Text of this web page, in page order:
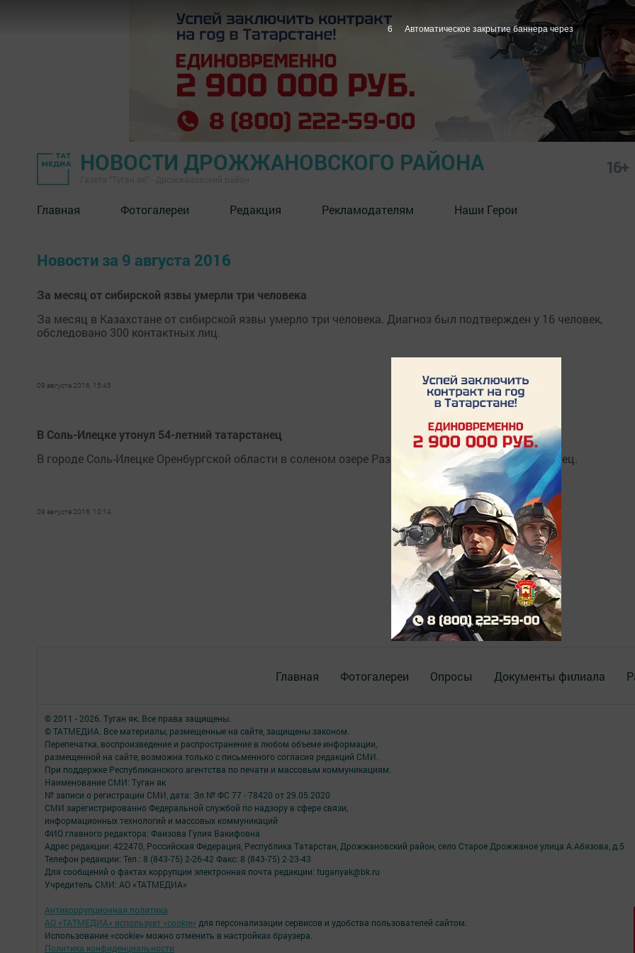
НОВОСТИ ДРОЖЖАНОВСКОГО РАЙОНА 16+
Главная Фотогалереи Редакция Рекламодателям Наши Герои
Новости за 9 августа 2016
За месяц от сибирской язвы умерли три человека
За месяц в Казахстане от сибирской язвы умерло три человека. Диагноз был подтвержден у 16 человек,
обследовано 300 контактных лиц.
09 августа 2016, 15:45
В Соль-Илецке утонул 54-летний татарстанец
В городе Соль-Илецке Оренбургской области в соленом озере Развал утонул 54-летний татарстанец.
09 августа 2016, 10:14
Главная Фотогалереи Опросы Документы филиала
© 2011 - 2026. Туган як. Все права защищены.
© ТАТМЕДИА. Все материалы, размещенные на сайте, защищены законом.
Перепечатка, воспроизведение и распространение в любом объеме информации,
размещенной на сайте, возможна только с письменного согласия редакций СМИ.
При поддержке Республиканского агентства по печати и массовым коммуникациям.
Наименование СМИ: Туган як
№ записи о регистрации СМИ, дата: Эл № ФС 77 - 78420 от 29.05.2020
СМИ зарегистрированно Федеральной службой по надзору в сфере связи,
информационных технологий и массовых коммуникаций
ФИО главного редактора: Фаизова Гулия Вакифовна
Адрес редакции: 422470, Российская Федерация, Республика Татарстан, Дрожжановский район, село Старое Дрожжаное улица А.Абязова, д.5
Телефон редакции: Тел.: 8 (843-75) 2-26-42 Факс: 8 (843-75) 2-23-43
Для сообщений о фактах коррупции электронная почта редакции: tuganyak@bk.ru
Учредитель СМИ: АО «ТАТМЕДИА»
Антикоррупционная политика
АО «ТАТМЕДИА» использует «cookie» для персонализации сервисов и удобства пользователей сайтом.
Использование «cookie» можно отменить в настройках браузера.
Политика конфиденциальности
6 Автоматическое закрытие баннера через